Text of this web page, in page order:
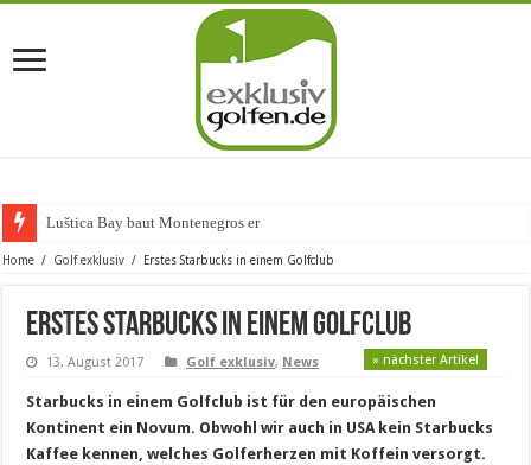
Luštica Bay baut Montenegros erste Golf-C
Home / Golf exklusiv / Erstes Starbucks in einem Golfclub
Erstes Starbucks in einem Golfclub
13. August 2017 Golf exklusiv, News » nächster Artikel
Starbucks in einem Golfclub ist für den europäischen
Kontinent ein Novum. Obwohl wir auch in USA kein Starbucks
Kaffee kennen, welches Golferherzen mit Koffein versorgt.